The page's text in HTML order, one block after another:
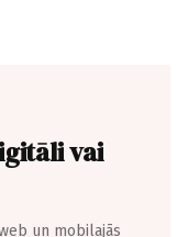
vai
un mobilajās